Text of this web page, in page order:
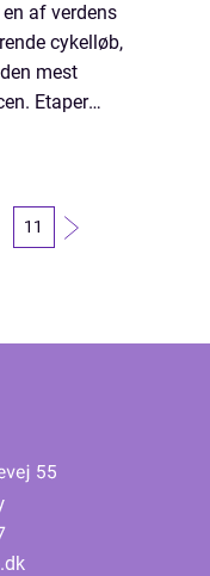
af verdens
cykelløb,
mest
Etaper
11